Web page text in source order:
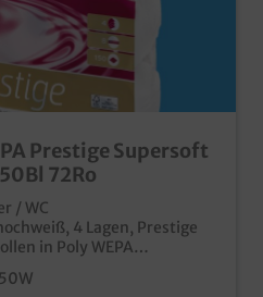
Prestige Supersoft
72Ro
/ WC
4 Lagen, Prestige
Poly WEPA
weich und